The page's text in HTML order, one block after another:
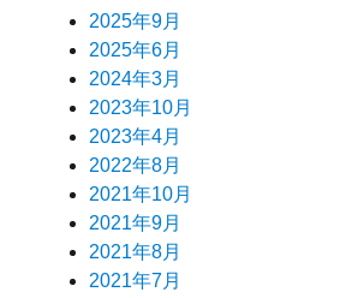
2025年9月
2025年6月
2024年3月
2023年10月
2023年4月
2022年8月
2021年10月
2021年9月
2021年8月
2021年7月